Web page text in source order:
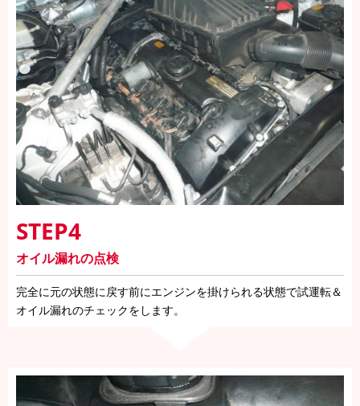
STEP4
オイル漏れの点検
完全に元の状態に戻す前にエンジンを掛けられる状態で試運転＆
オイル漏れのチェックをします。